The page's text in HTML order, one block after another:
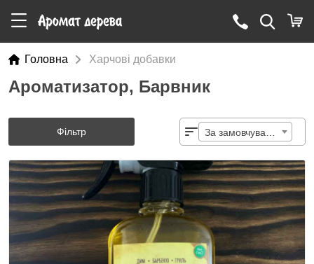
Головна Харчові добавки
Ароматизатор, Барвник
Фільтр